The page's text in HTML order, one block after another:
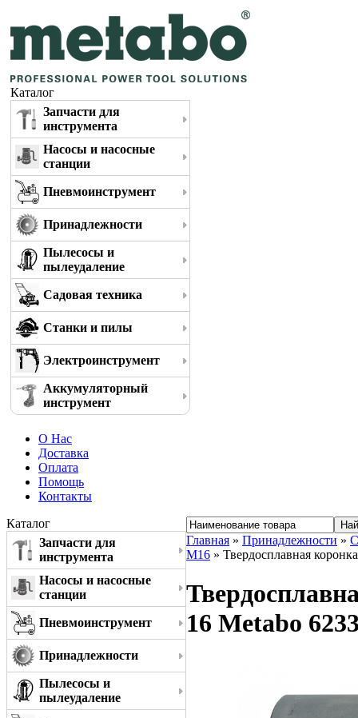
Каталог
Запчасти для
инструмента
Насосы и насосные
станции
Пневмоинструмент
Принадлежности
Пылесосы и
пылеудаление
Садовая техника
Станки и пилы
Электроинструмент
Аккумуляторный
инструмент
О Нас
Доставка
Оплата
Помощь
Контакты
Каталог
Запчасти для
инструмента
Насосы и насосные
станции
Пневмоинструмент
Принадлежности
Пылесосы и
пылеудаление
Главная » Принадлежности »
M16 » Твердосплавная
16 Metabo